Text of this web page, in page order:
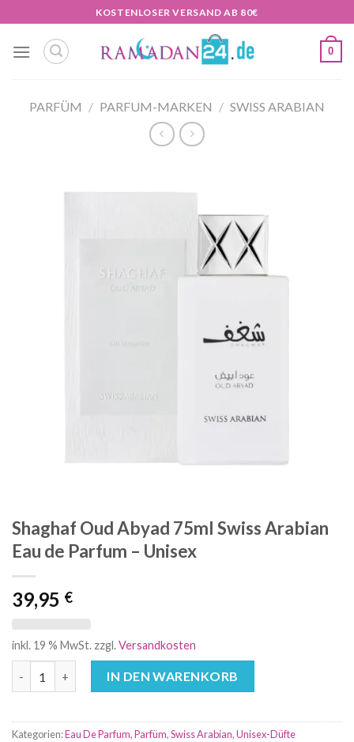
Inhalt
springen
KOSTENLOSER VERSAND AB 80€
0
PARFÜM / PARFUM-MARKEN / SWISS ARABIAN
Shaghaf Oud Abyad 75ml Swiss Arabian
Eau de Parfum – Unisex
39,95 €
inkl. 19 % MwSt. zzgl.Versandkosten
IN DEN WARENKORB
Kategorien:Eau De Parfum,Parfüm,Swiss Arabian,Unisex-Düfte